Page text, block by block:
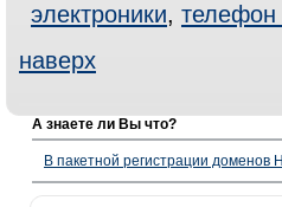
электроники, телефон
наверх
А знаете ли Вы что?
В пакетной регистрации доменов